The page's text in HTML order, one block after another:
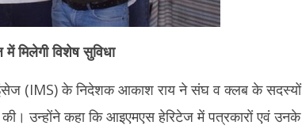
मिलेगी विशेष सुविधा
(IMS) के निदेशक आकाश राय ने संघ व क्लब के सदस्यों
उन्होंने कहा कि आइएमएस हेरिटेज में पत्रकारों एवं उनके